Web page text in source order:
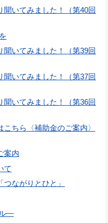
聞いてみました！（第40回
聞いてみました！（第39回
聞いてみました！（第37回
聞いてみました！（第36回
こちら〈補助金のご案内〉
案内
て
ながりとひと」
―